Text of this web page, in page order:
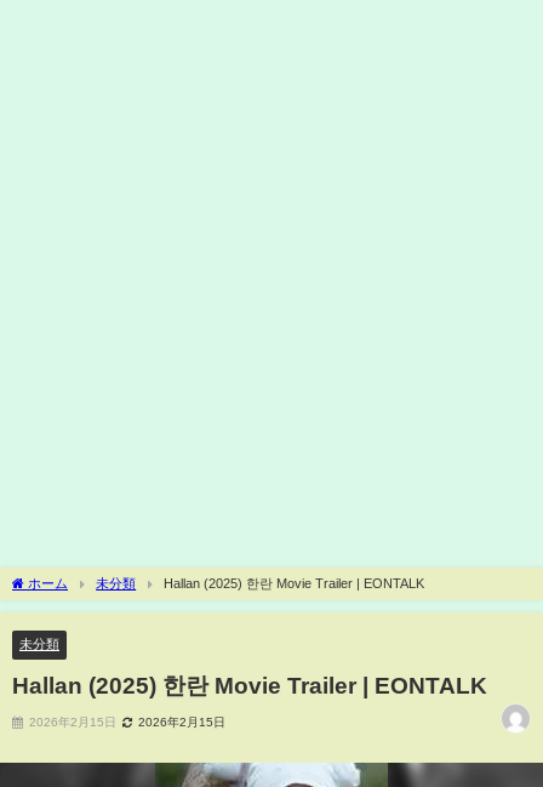
ホーム 未分類 Hallan (2025) 한란 Movie Trailer | EONTALK
未分類
Hallan (2025) 한란 Movie Trailer | EONTALK
2026年2月15日 2026年2月15日